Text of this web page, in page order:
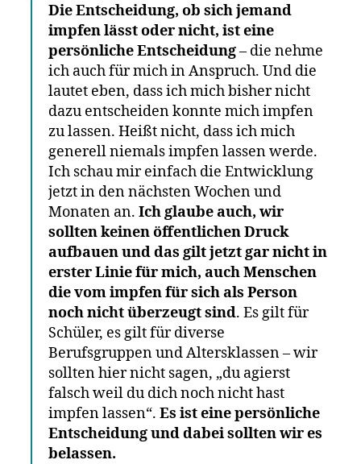
Die Entscheidung, ob sich jemand
impfen lässt oder nicht, ist eine
persönliche Entscheidung– die nehme
ich auch für mich in Anspruch. Und die
lautet eben, dass ich mich bisher nicht
dazu entscheiden konnte mich impfen
zu lassen. Heißt nicht, dass ich mich
generell niemals impfen lassen werde.
Ich schau mir einfach die Entwicklung
jetzt in den nächsten Wochen und
Monaten an. Ich glaube auch, wir
sollten keinen öffentlichen Druck
aufbauen und das gilt jetzt gar nicht in
erster Linie für mich, auch Menschen
die vom impfen für sich als Person
noch nicht überzeugt sind. Es gilt für
Schüler, es gilt für diverse
Berufsgruppen und Altersklassen – wir
sollten hier nicht sagen, „du agierst
falsch weil du dich noch nicht hast
impfen lassen“. Es ist eine persönliche
Entscheidung und dabei sollten wir es
belassen.